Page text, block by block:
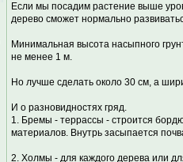
Если мы посадим растение выше
дерево сможет нормально
Минимальная высота насыпного
не менее 1 м.
Но лучше сделать около 30 см, а
И о разновидностях гряд.
1. Бремы - террассы - строится
материалов. Внутрь засыпается
2. Холмы - для каждого дерева или